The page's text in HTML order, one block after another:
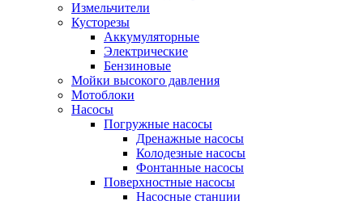
Измельчители
Кусторезы
Аккумуляторные
Электрические
Бензиновые
Мойки высокого давления
Мотоблоки
Насосы
Погружные насосы
Дренажные насосы
Колодезные насосы
Фонтанные насосы
Поверхностные насосы
Насосные станции